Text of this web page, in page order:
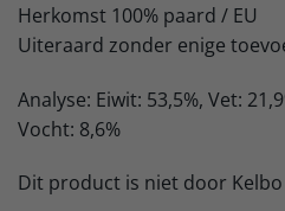
Herkomst 100% paard / EU
Uiteraard zonder enige
Analyse: Eiwit: 53,5%, Vet:
Vocht: 8,6%
Dit product is niet door